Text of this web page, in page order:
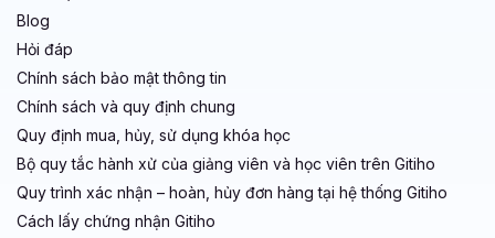
Blog
Hỏi đáp
Chính sách bảo mật thông tin
Chính sách và quy định chung
Quy định mua, hủy, sử dụng khóa học
Bộ quy tắc hành xử của giảng viên và học viên trên Gitiho
Quy trình xác nhận – hoàn, hủy đơn hàng tại hệ thống Gitiho
Cách lấy chứng nhận Gitiho